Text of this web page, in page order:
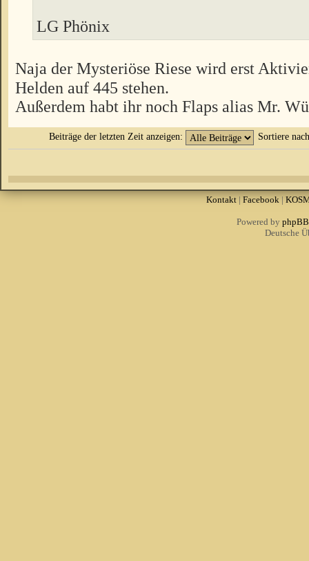
LG Phönix
Naja der Mysteriöse Riese wird erst
Helden auf 445 stehen.
Außerdem habt ihr noch Flaps alias Mr.
Beiträge der letzten Zeit anzeigen: Sortiere
Kontakt|Facebook|
Powered by phpBB
Deutsche